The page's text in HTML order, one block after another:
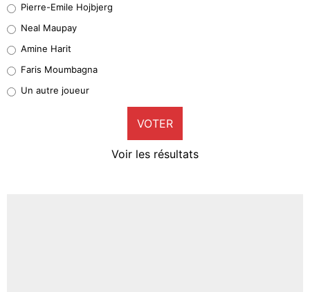
5%
1%
9%
Pierre-Emile Hojbjerg
Neal Maupay
Amine Harit
Faris Moumbagna
Un autre joueur
VOTER
Voir les résultats